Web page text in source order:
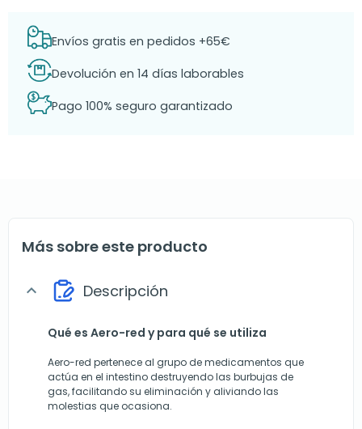
Envíos gratis en pedidos +65€
Devolución en 14 días laborables
Pago 100% seguro garantizado
Más sobre este producto
expand_more Descripción
Qué es Aero-red y para qué se utiliza
Aero-red pertenece al grupo de medicamentos que
actúa en el intestino destruyendo las burbujas de
gas, facilitando su eliminación y aliviando las
molestias que ocasiona.